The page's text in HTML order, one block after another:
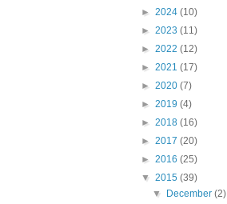
► 2024 (10)
► 2023 (11)
► 2022 (12)
► 2021 (17)
► 2020 (7)
► 2019 (4)
► 2018 (16)
► 2017 (20)
► 2016 (25)
▼ 2015 (39)
▼
December(2)